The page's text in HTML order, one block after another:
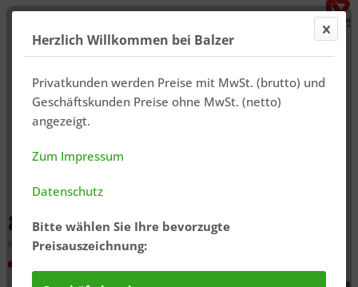
8,90 € *
inkl. MwSt., zzgl.ausgewiesener Versandkosten
Herzlich Willkommen bei Balzer
Privatkunden werden Preise mit MwSt. (brutto) und
Geschäftskunden Preise ohne MwSt. (netto)
angezeigt.
Zum Impressum
Datenschutz
Bitte wählen Sie Ihre bevorzugte
Preisauszeichnung: